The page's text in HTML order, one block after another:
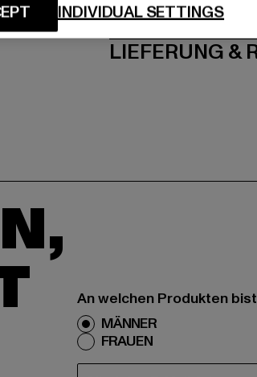
LIEFERUNG &
An welchen Produkten
MÄNNER
FRAUEN
INDIVIDUAL SETTINGS